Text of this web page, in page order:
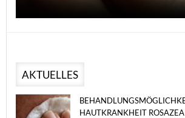
AKTUELLES
HAUTKRANKHEIT ROSAZEA